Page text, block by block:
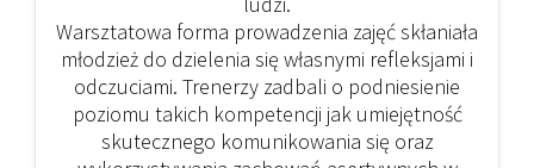
Warsztatowa forma prowadzenia zajęć skłaniała
młodzież do dzielenia się własnymi refleksjami i
odczuciami. Trenerzy zadbali o podniesienie
poziomu takich kompetencji jak umiejętność
skutecznego komunikowania się oraz